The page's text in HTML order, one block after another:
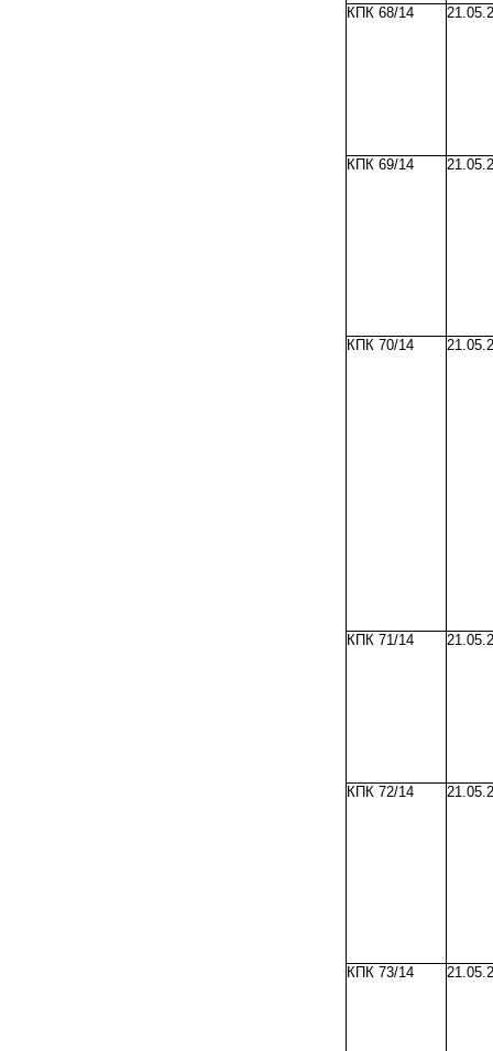
КПК 68/14
КПК 69/14
КПК 70/14
КПК 71/14
КПК 72/14
КПК 73/14